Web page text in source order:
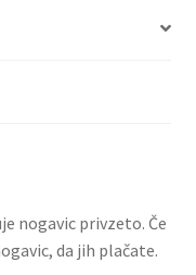
nogavic privzeto. Če
da jih plačate.